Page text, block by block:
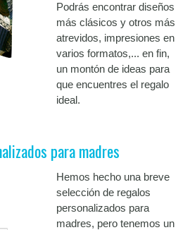
Podrás encontrar diseños
más clásicos y otros más
atrevidos, impresiones en
varios formatos,... en fin,
un montón de ideas para
que encuentres el regalo
ideal.
para madres
Hemos hecho una breve
selección de regalos
personalizados para
madres, pero tenemos un